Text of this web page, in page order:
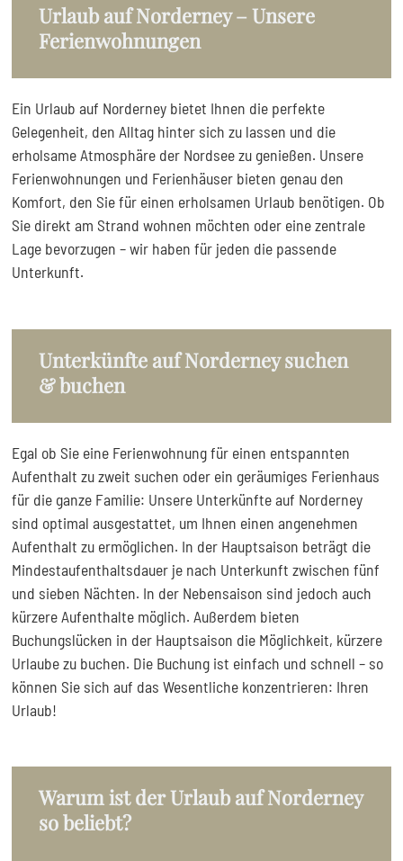
Urlaub auf Norderney – Unsere
Ferienwohnungen
Ein Urlaub auf Norderney bietet Ihnen die perfekte
Gelegenheit, den Alltag hinter sich zu lassen und die
erholsame Atmosphäre der Nordsee zu genießen. Unsere
Ferienwohnungen und Ferienhäuser bieten genau den
Komfort, den Sie für einen erholsamen Urlaub benötigen. Ob
Sie direkt am Strand wohnen möchten oder eine zentrale
Lage bevorzugen – wir haben für jeden die passende
Unterkunft.
Unterkünfte auf Norderney suchen
& buchen
Egal ob Sie eine Ferienwohnung für einen entspannten
Aufenthalt zu zweit suchen oder ein geräumiges Ferienhaus
für die ganze Familie: Unsere Unterkünfte auf Norderney
sind optimal ausgestattet, um Ihnen einen angenehmen
Aufenthalt zu ermöglichen. In der Hauptsaison beträgt die
Mindestaufenthaltsdauer je nach Unterkunft zwischen fünf
und sieben Nächten. In der Nebensaison sind jedoch auch
kürzere Aufenthalte möglich. Außerdem bieten
Buchungslücken in der Hauptsaison die Möglichkeit, kürzere
Urlaube zu buchen. Die Buchung ist einfach und schnell – so
können Sie sich auf das Wesentliche konzentrieren: Ihren
Urlaub!
Warum ist der Urlaub auf Norderney
so beliebt?